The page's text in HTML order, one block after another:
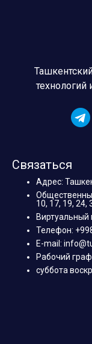
Связаться
Адрес:
10, 17, 19, 24,
Виртуальный
Телефон:
E-mail:
Рабочий
суббота